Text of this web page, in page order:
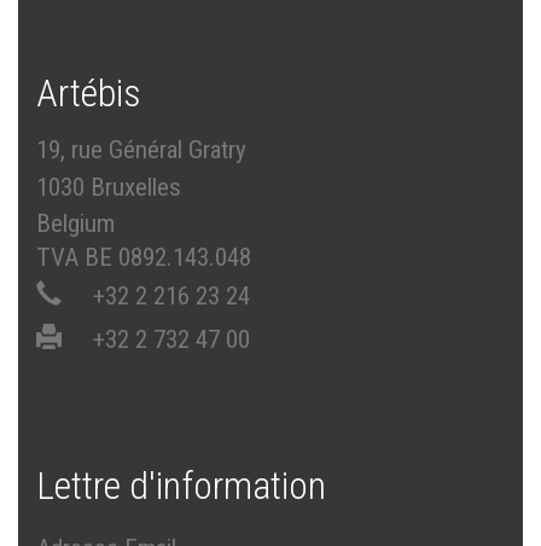
Artébis
19, rue Général Gratry
1030 Bruxelles
Belgium
TVA BE 0892.143.048
+32 2 216 23 24
+32 2 732 47 00
Lettre d'information